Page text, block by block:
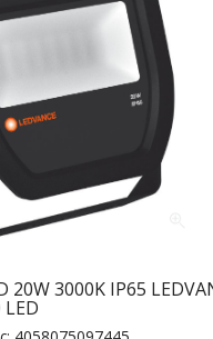
3000Κ IP65